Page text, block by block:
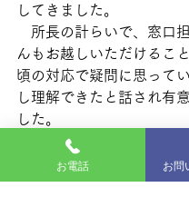
してきました。
所長の計らいで、窓口
んもお越しいただけるこ
頃の対応で疑問に思って
し理解できたと話され有
した。
お電話 お問